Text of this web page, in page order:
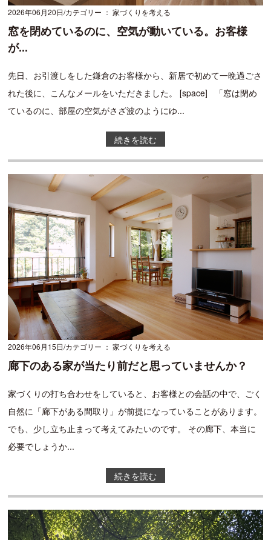
2026年06月20日カテゴリー ： 家づくりを考える
窓を閉めているのに、空気が動いている。お客様
が...
先日、お引渡しをした鎌倉のお客様から、新居で初めて一晩過ごさ
れた後に、こんなメールをいただきました。 [space] 「窓は閉め
ているのに、部屋の空気がさざ波のようにゆ...
続きを読む
2026年06月15日カテゴリー ： 家づくりを考える
廊下のある家が当たり前だと思っていませんか？
家づくりの打ち合わせをしていると、お客様との会話の中で、ごく
自然に「廊下がある間取り」が前提になっていることがあります。
でも、少し立ち止まって考えてみたいのです。 その廊下、本当に
必要でしょうか...
続きを読む